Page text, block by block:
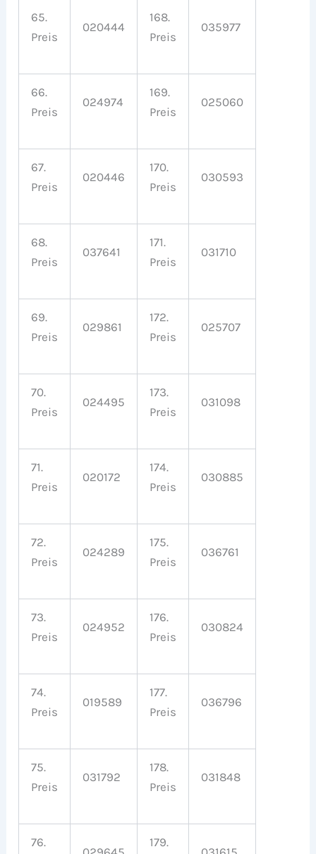
65.
Preis
020444
168.
Preis
035977
66.
Preis
024974
169.
Preis
025060
67.
Preis
020446
170.
Preis
030593
68.
Preis
037641
171.
Preis
031710
69.
Preis
029861
172.
Preis
025707
70.
Preis
024495
173.
Preis
031098
71.
Preis
020172
174.
Preis
030885
72.
Preis
024289
175.
Preis
036761
73.
Preis
024952
176.
Preis
030824
74.
Preis
019589
177.
Preis
036796
75.
Preis
031792
178.
Preis
031848
76. 179.